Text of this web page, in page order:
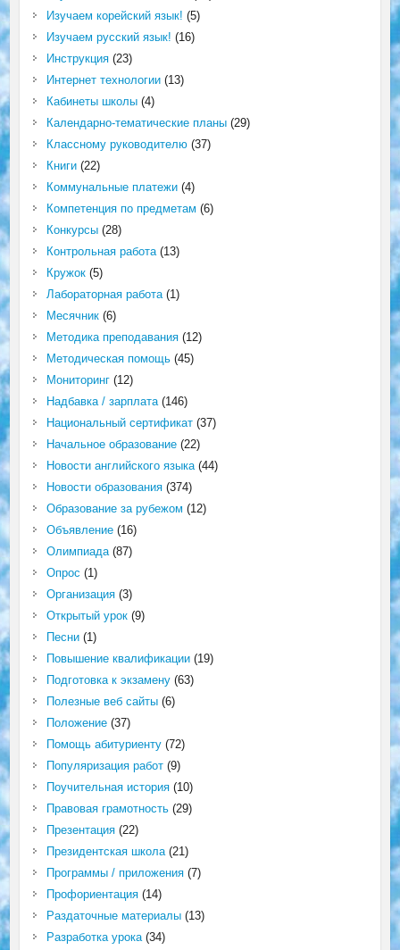
Изучаем корейский язык! (5)
Изучаем русский язык! (16)
Инструкция(23)
Интернет технологии(13)
Кабинеты школы(4)
Календарно-тематические планы(29)
Классному руководителю(37)
Книги(22)
Коммунальные платежи(4)
Компетенция по предметам (6)
Конкурсы(28)
Контрольная работа(13)
Кружок(5)
Лабораторная работа(1)
Месячник(6)
Методика преподавания(12)
Методическая помощь(45)
Мониторинг(12)
Надбавка / зарплата(146)
Национальный сертификат(37)
Начальное образование(22)
Новости английского языка(44)
Новости образования(374)
Образование за рубежом (12)
Объявление(16)
Олимпиада(87)
Опрос (1)
Организация(3)
Открытый урок(9)
Песни(1)
Повышение квалификации(19)
Подготовка к экзамену(63)
Полезные веб сайты(6)
Положение(37)
Помощь абитуриенту(72)
Популяризация работ(9)
Поучительная история(10)
Правовая грамотность(29)
Презентация(22)
Президентская школа(21)
Программы / приложения(7)
Профориентация(14)
Раздаточные материалы(13)
Разработка урока(34)